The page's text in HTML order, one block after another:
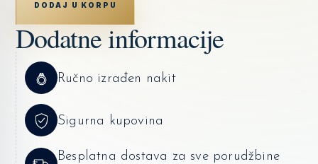
DODAJ U KORPU
Dodatne informacije
Ručno izrađen nakit
Sigurna kupovina
Besplatna dostava za sve porudžbine